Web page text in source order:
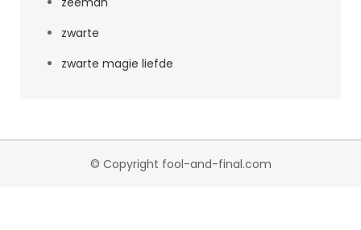
zwarte
zwarte magie liefde
© Copyright fool-and-final.com